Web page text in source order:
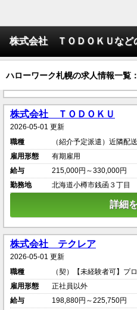
株式会社 ＴＯＤＯＫＵなど
ハローワーク札幌の求人情報一覧
株式会社 ＴＯＤＯＫＵ
2026-05-01 更新
職種
（紹介予定派遣）近隣配
雇用形態
有期雇用
給与
215,000円～330,000円
勤務地
北海道小樽市銭函３丁目
詳細
株式会社 テクレア
2026-05-01 更新
職種
（契）【未経験者可】プ
雇用形態
正社員以外
給与
198,880円～225,750円